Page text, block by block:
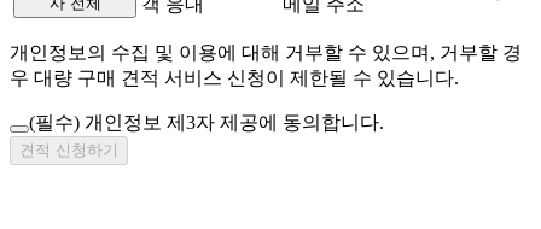
객 응대
메일 주소
개인정보의 수집 및 이용에 대해 거부할 수 있으며, 거부할 경
우 대량 구매 견적 서비스 신청이 제한될 수 있습니다.
(필수) 개인정보 제3자 제공에 동의합니다.
견적 신청하기